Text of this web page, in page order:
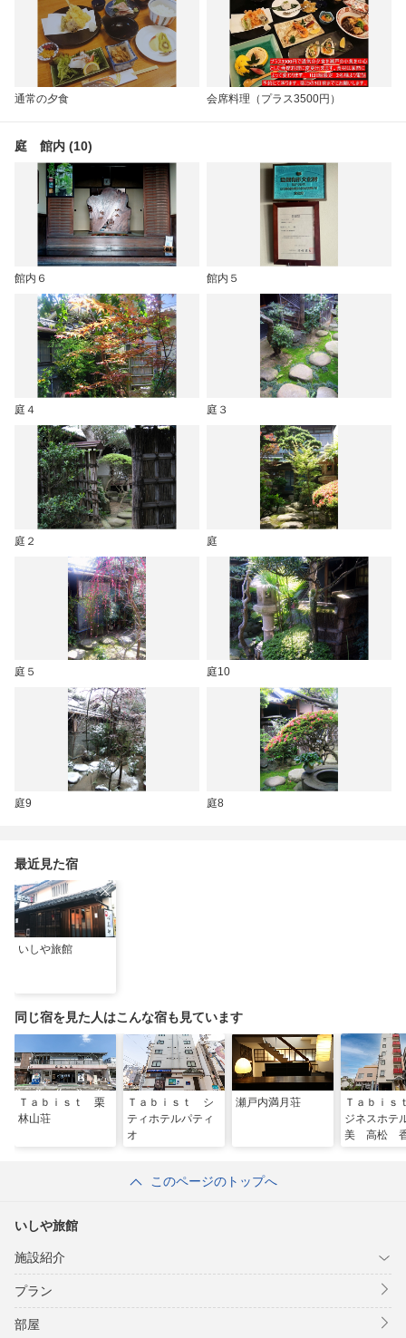
通常の夕食 会席料理（プラス3500円）
庭 館内 (10)
館内６ 館内５
庭４ 庭３
庭２ 庭
庭５ 庭10
庭9 庭8
最近見た宿
いしや旅館
同じ宿を見た人はこんな宿も見ています
Ｔａｂｉｓｔ 栗
林山荘
Ｔａｂｉｓｔ シ
ティホテルパティ
オ
瀬戸内満月荘
Ｔａｂｉ
ジネスホテ
美 高松
このページのトップへ
いしや旅館
施設紹介
プラン
部屋